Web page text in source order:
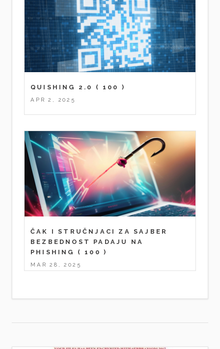
QUISHING 2.0 ( 100 )
APR 2, 2025
ČAK I STRUČNJACI ZA SAJBER
BEZBEDNOST PADAJU NA
PHISHING
( 100 )
MAR 28, 2025